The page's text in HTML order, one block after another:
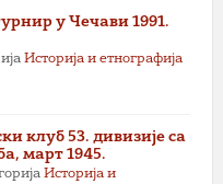
у Чечави 1991.
Историја и етнографија
клуб 53. дивизије са
март 1945.
Историја и